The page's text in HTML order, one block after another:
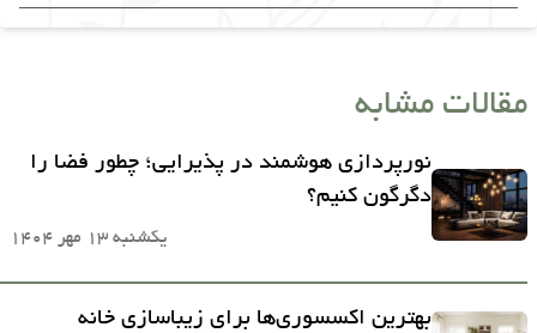
مقالات مشابه
نورپردازی هوشمند در پذیرایی؛ چطور فضا را
دگرگون کنیم؟
یکشنبه 13 مهر 1404
بهترین اکسسوری‌ها برای زیباسازی خانه